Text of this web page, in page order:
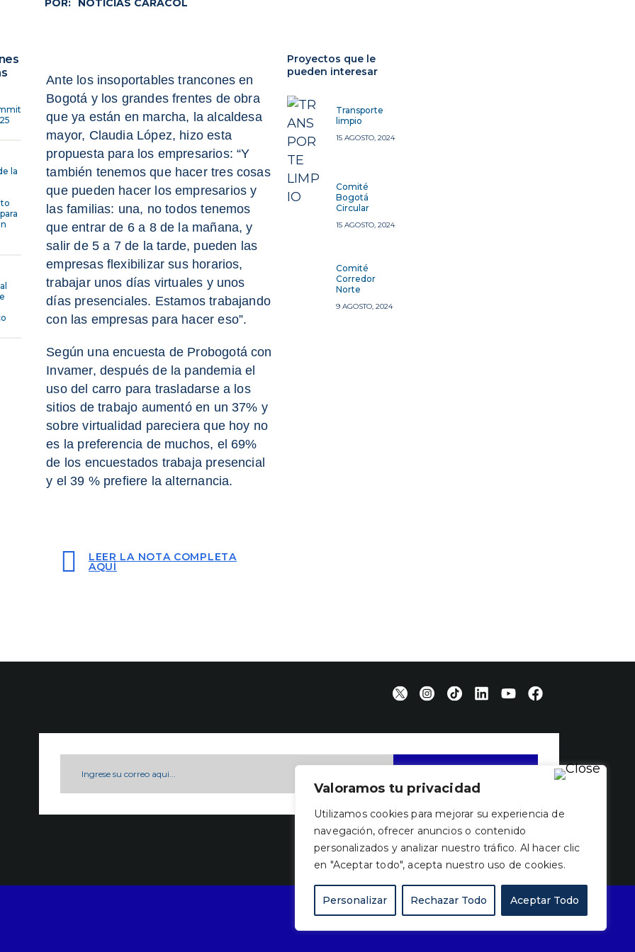
Valoramos tu privacidad
Utilizamos cookies para mejorar su experiencia de
navegación, ofrecer anuncios o contenido
personalizados y analizar nuestro tráfico. Al hacer clic
en "Aceptar todo", acepta nuestro uso de cookies.
Personalizar Rechazar Todo Aceptar Todo
POR: NOTICIAS CARACOL
la
Ante los insoportables trancones en
Bogotá y los grandes frentes de obra
que ya están en marcha, la alcaldesa
mayor, Claudia López, hizo esta
propuestapara los empresarios: “Y
también tenemos que hacer tres cosas
que pueden hacer los empresarios y
las familias: una, no todos tenemos
que entrar de 6 a 8 de la mañana, y
salir de 5 a 7 de la tarde, pueden las
empresas flexibilizar sus horarios,
trabajar unos días virtuales y unos
días presenciales. Estamos trabajando
con las empresas para hacer eso”.
Según una encuesta de Probogotá con
Invamer, después de la pandemia el
uso del carro para trasladarse a los
sitios de trabajo aumentó en un 37% y
sobre virtualidad pareciera que hoy no
es la preferencia de muchos, el 69%
de los encuestados trabaja presencial
y el 39 % prefiere la alternancia.
LEER LA NOTA COMPLETA
AQUÍ
Proyectos que le
pueden interesar
Transporte
limpio
15 AGOSTO, 2024
Comité
Bogotá
Circular
15 AGOSTO, 2024
Comité
Corredor
Norte
9 AGOSTO, 2024